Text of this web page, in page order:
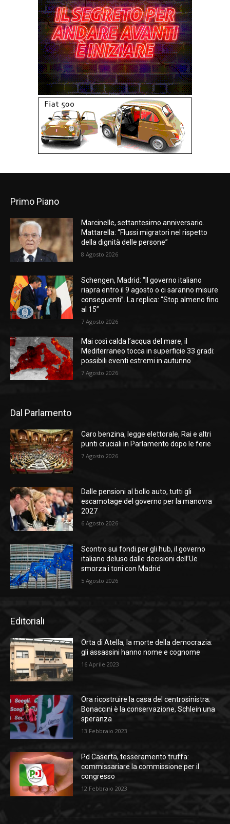
Primo Piano
Marcinelle, settantesimo anniversario.
Mattarella: “Flussi migratori nel rispetto
della dignità delle persone”
8 Agosto 2026
Schengen, Madrid: “Il governo italiano
riapra entro il 9 agosto o ci saranno misure
conseguenti”. La replica: “Stop almeno fino
al 15”
7 Agosto 2026
Mai così calda l’acqua del mare, il
Mediterraneo tocca in superficie 33 gradi:
possibili eventi estremi in autunno
7 Agosto 2026
Dal Parlamento
Caro benzina, legge elettorale, Rai e altri
punti cruciali in Parlamento dopo le ferie
7 Agosto 2026
Dalle pensioni al bollo auto, tutti gli
escamotage del governo per la manovra
2027
6 Agosto 2026
Scontro sui fondi per gli hub, il governo
italiano deluso dalle decisioni dell’Ue
smorza i toni con Madrid
5 Agosto 2026
Editoriali
Orta di Atella, la morte della democrazia:
gli assassini hanno nome e cognome
16 Aprile 2023
Ora ricostruire la casa del centrosinistra:
Bonaccini è la conservazione, Schlein una
speranza
13 Febbraio 2023
Pd Caserta, tesseramento truffa:
commissariare la commissione per il
congresso
12 Febbraio 2023